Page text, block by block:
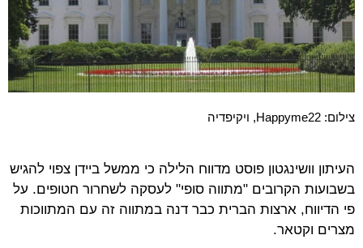
צילום: Happyme22, ויקיפדיה
העיתון וושינגטון פוסט מדווח הלילה כי ממשל ביידן צפוי להגיש
בשבועות הקרובים "מתווה סופי" לעסקה לשחרור חטופים. על
פי הדיווח, ארצות הברית כבר דנה במתווה זה עם המתווכות
מצרים וקטאר.